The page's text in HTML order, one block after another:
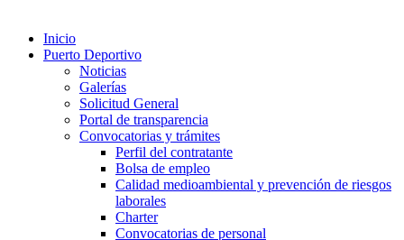
Inicio
Puerto Deportivo
Noticias
Galerías
Solicitud General
Portal de transparencia
Convocatorias y trámites
Perfil del contratante
Bolsa de empleo
Calidad medioambiental y prevención de riesgos
laborales
Charter
Convocatorias de personal